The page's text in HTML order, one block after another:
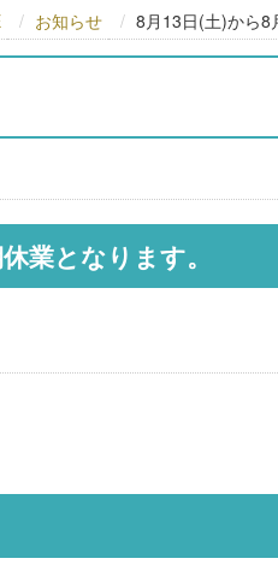
お知らせ 8月13日(土)から8
業となります。